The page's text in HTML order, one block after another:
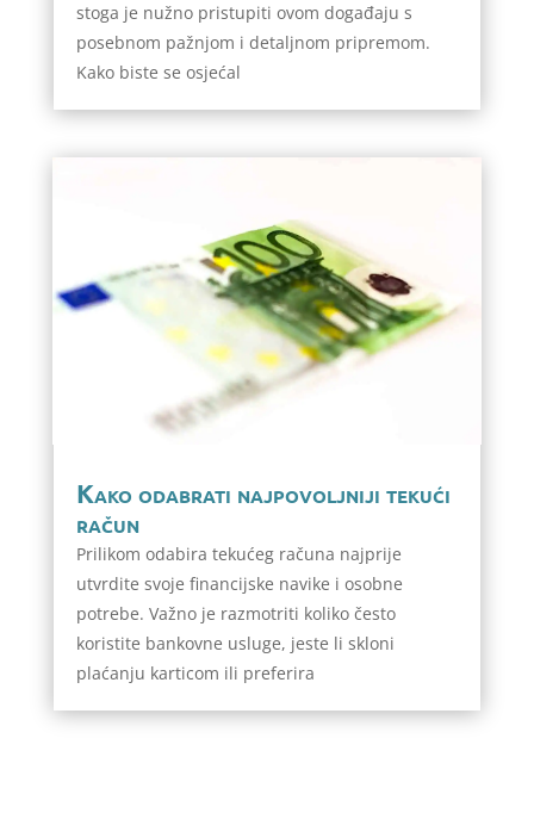
stoga je nužno pristupiti ovom događaju s
posebnom pažnjom i detaljnom pripremom.
Kako biste se osjećal
Kako odabrati najpovoljniji tekući
račun
Prilikom odabira tekućeg računa najprije
utvrdite svoje financijske navike i osobne
potrebe. Važno je razmotriti koliko često
koristite bankovne usluge, jeste li skloni
plaćanju karticom ili preferira